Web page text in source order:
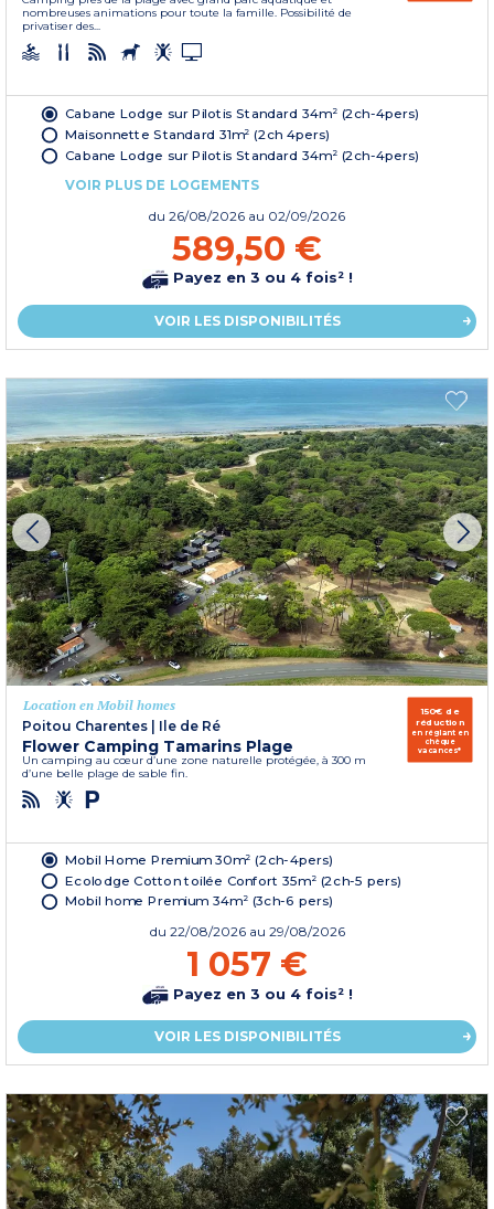
nombreuses animations pour toute la famille. Possibilité de
privatiser des...
Cabane Lodge sur Pilotis Standard 34m² (2ch-4pers)
Maisonnette Standard 31m² (2ch 4pers)
Cabane Lodge sur Pilotis Standard 34m² (2ch-4pers)
VOIR PLUS DE LOGEMENTS
du 26/08/2026 au 02/09/2026
589,50 €
Payez en 3 ou 4 fois² !
VOIR LES DISPONIBILITÉS
Location en Mobil homes
Poitou Charentes
Ile de Ré
Flower Camping Tamarins Plage
Un camping au cœur d’une zone naturelle protégée, à 300 m
d’une belle plage de sable fin.
150€ de
réduction
en réglant en
chèque
vacances*
Mobil Home Premium 30m² (2ch-4pers)
Ecolodge Cotton toilée Confort 35m² (2ch-5 pers)
Mobil home Premium 34m² (3ch-6 pers)
du 22/08/2026 au 29/08/2026
1 057 €
Payez en 3 ou 4 fois² !
VOIR LES DISPONIBILITÉS